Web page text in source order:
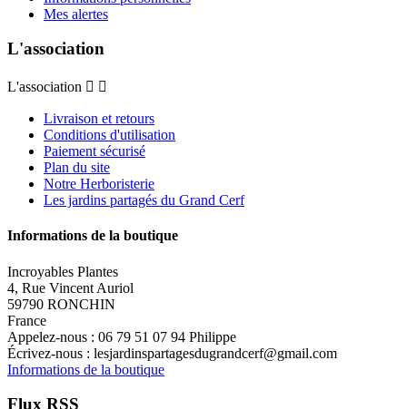
Mes alertes
L'association
L'association  
Livraison et retours
Conditions d'utilisation
Paiement sécurisé
Plan du site
Notre Herboristerie
Les jardins partagés du Grand Cerf
Informations de la boutique
Incroyables Plantes
4, Rue Vincent Auriol
59790 RONCHIN
France
Appelez-nous : 06 79 51 07 94 Philippe
Écrivez-nous : lesjardinspartagesdugrandcerf@gmail.com
Informations de la boutique
Flux RSS